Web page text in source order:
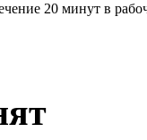
20 минут в